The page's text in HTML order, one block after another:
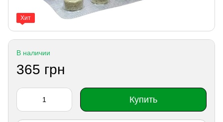
Хит
В наличии
365 грн
Купить